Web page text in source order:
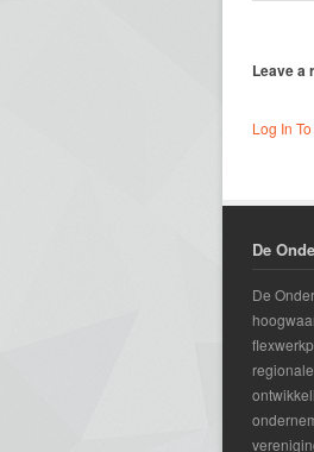
Leave a
Log In
De
De